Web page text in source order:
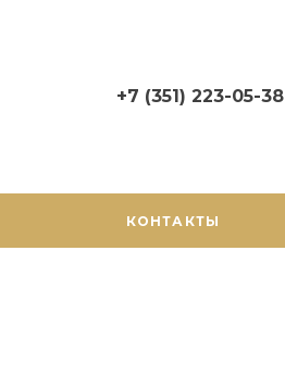
+7 (351) 223-05-38
09:00 - 18:00 Пн - Пт
Выходной Сб - Вс
КОНТАКТЫ